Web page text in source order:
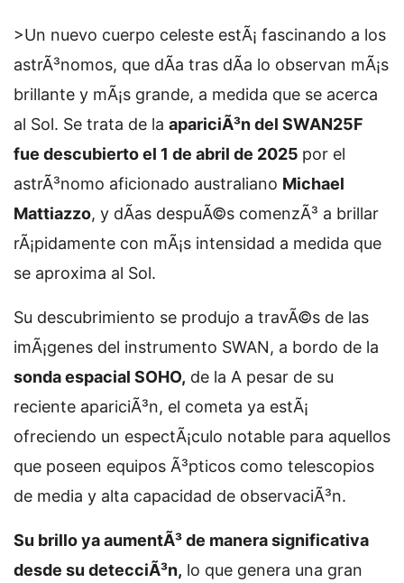
>Un nuevo cuerpo celeste estÃ¡ fascinando a los
astrÃ³nomos, que dÃ­a tras dÃ­a lo observan mÃ¡s
brillante y mÃ¡s grande, a medida que se acerca
al Sol. Se trata de la apariciÃ³n del SWAN25F
fue descubierto el 1 de abril de 2025 por el
astrÃ³nomo aficionado australiano Michael
Mattiazzo, y dÃ­as despuÃ©s comenzÃ³ a brillar
rÃ¡pidamente con mÃ¡s intensidad a medida que
se aproxima al Sol.
Su descubrimiento se produjo a travÃ©s de las
imÃ¡genes del instrumento SWAN, a bordo de la
sonda espacial SOHO, de la A pesar de su
reciente apariciÃ³n, el cometa ya estÃ¡
ofreciendo un espectÃ¡culo notable para aquellos
que poseen equipos Ã³pticos como telescopios
de media y alta capacidad de observaciÃ³n.
Su brillo ya aumentÃ³ de manera significativa
desde su detecciÃ³n, lo que genera una gran